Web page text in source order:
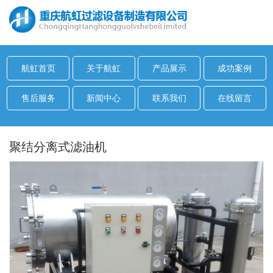
航虹首页 关于航虹 产品展示 成功案例
售后服务 新闻中心 联系我们 在线留言
聚结分离式滤油机